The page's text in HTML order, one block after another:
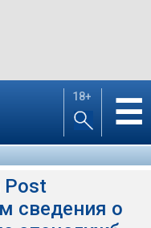
18+ ☰
Post
сведения о